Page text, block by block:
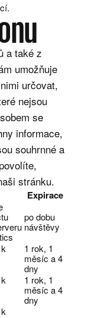
a také z
umožňuje
určovat,
nejsou
se
informace,
souhrnné a
stránku.
Expirace
po dobu
návštěvy
1 rok, 1
měsíc a 4
dny
1 rok, 1
měsíc a 4
dny